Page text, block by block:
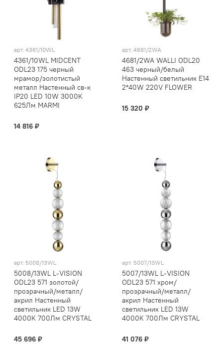
арт. 4361/10WL
4361/10WL MIDCENT
ODL23 175 черный
мрамор/золотистый
металл Настенный св-к
IP20 LED 10W 3000K
625Лм MARMI
14 816 ₽
арт. 4681/2WA
4681/2WA WALLI ODL20
463 черный/белый
Настенный светильник E14
2*40W 220V FLOWER
15 320 ₽
арт. 5008/13WL
5008/13WL L-VISION
ODL23 571 золотой/
прозрачный/металл/
акрил Настенный
светильник LED 13W
4000K 700Лм CRYSTAL
45 696 ₽
арт. 5007/13WL
5007/13WL L-VISION
ODL23 571 хром/
прозрачный/металл/
акрил Настенный
светильник LED 13W
4000K 700Лм CRYSTAL
41 076 ₽